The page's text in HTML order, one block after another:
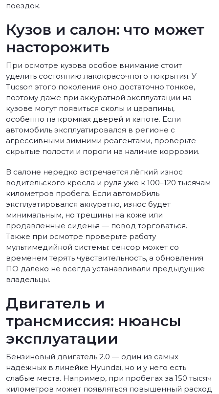
поездок.
Кузов и салон: что может
насторожить
При осмотре кузова особое внимание стоит
уделить состоянию лакокрасочного покрытия. У
Tucson этого поколения оно достаточно тонкое,
поэтому даже при аккуратной эксплуатации на
кузове могут появиться сколы и царапины,
особенно на кромках дверей и капоте. Если
автомобиль эксплуатировался в регионе с
агрессивными зимними реагентами, проверьте
скрытые полости и пороги на наличие коррозии.
В салоне нередко встречается лёгкий износ
водительского кресла и руля уже к 100–120 тысячам
километров пробега. Если автомобиль
эксплуатировался аккуратно, износ будет
минимальным, но трещины на коже или
продавленные сиденья — повод торговаться.
Также при осмотре проверьте работу
мультимедийной системы: сенсор может со
временем терять чувствительность, а обновления
ПО далеко не всегда устанавливали предыдущие
владельцы.
Двигатель и
трансмиссия: нюансы
эксплуатации
Бензиновый двигатель 2.0 — один из самых
надёжных в линейке Hyundai, но и у него есть
слабые места. Например, при пробегах за 150 тысяч
километров может появляться повышенный расход